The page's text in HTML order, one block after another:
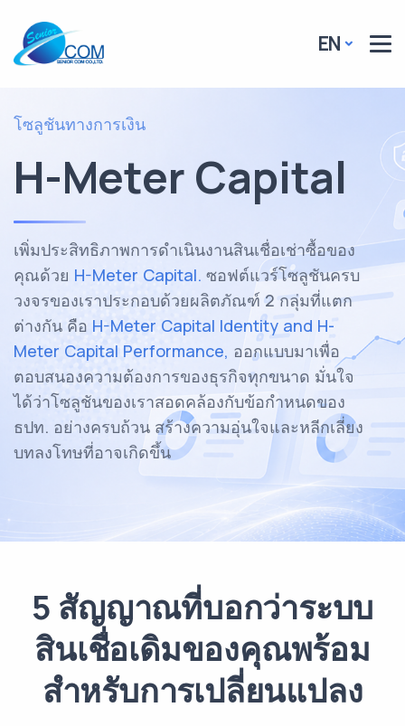
EN
โซลูชันทางการเงิน
H-Meter Capital
เพิ่มประสิทธิภาพการดำเนินงานสินเชื่อเช่าซื้อของ
คุณด้วย H-Meter Capital. ซอฟต์แวร์โซลูชันครบ
วงจรของเราประกอบด้วยผลิตภัณฑ์ 2 กลุ่มที่แตก
ต่างกัน คือ H-Meter Capital Identity and H-
Meter Capital Performance, ออกแบบมาเพื่อ
ตอบสนองความต้องการของธุรกิจทุกขนาด มั่นใจ
ได้ว่าโซลูชันของเราสอดคล้องกับข้อกำหนดของ
ธปท. อย่างครบถ้วน สร้างความอุ่นใจและหลีกเลี่ยง
บทลงโทษที่อาจเกิดขึ้น
5 สัญญาณที่บอกว่าระบบ
สินเชื่อเดิมของคุณพร้อม
สำหรับการเปลี่ยนแปลง